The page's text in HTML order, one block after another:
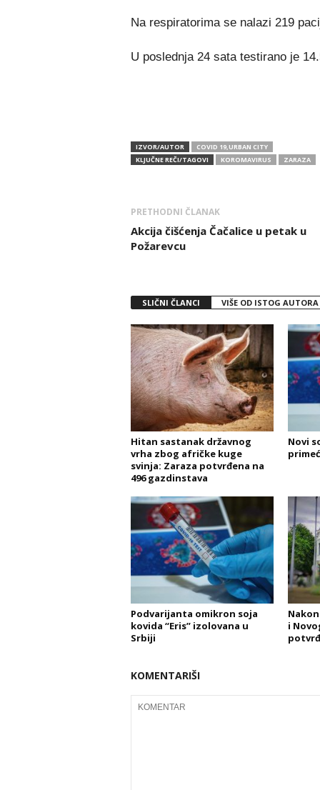
Na respiratorima se nalazi 219
U poslednja 24 sata testirano je
IZVOR/AUTOR
COVID 19,URBAN CITY
KLJUČNE REČI/TAGOVI
KOROMAVIRUS ZARAZA
PRETHODNI ČLANAK
Akcija čišćenja Čačalice u petak u
Požarevcu
SLIČNI ČLANCI VIŠE OD ISTOG AUTORA
Hitan sastanak državnog
vrha zbog afričke kuge
svinja: Zaraza potvrđena na
496 gazdinstava
Novi
Podvarijanta omikron soja
kovida “Eris” izolovana u
Srbiji
i
KOMENTARIŠI